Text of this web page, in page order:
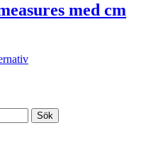
med cm
Sök